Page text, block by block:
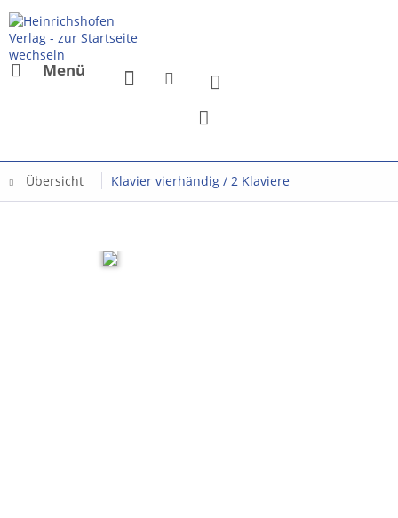
Menü
Übersicht Klavier vierhändig / 2 Klaviere